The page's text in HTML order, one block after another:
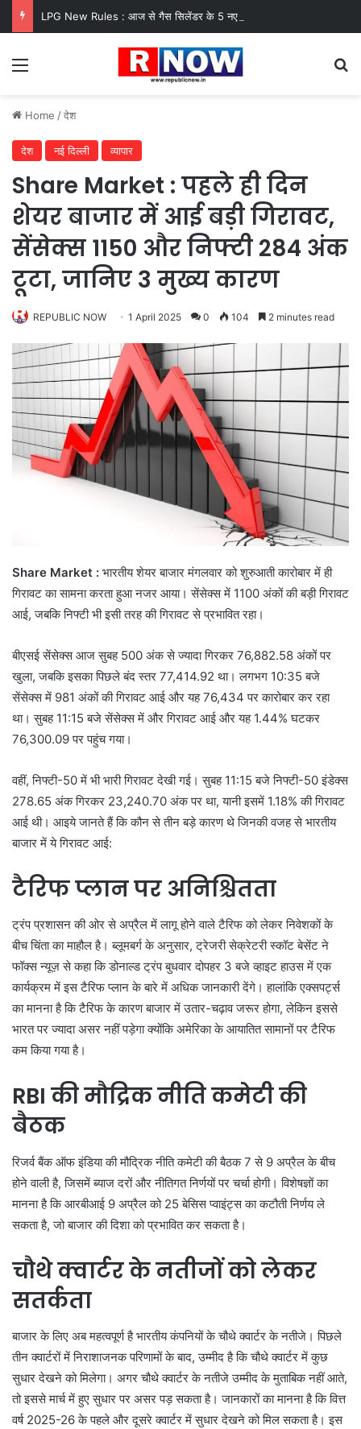
Menu
Home /देश
देश नई दिल्ली व्यापार
Share Market : पहले ही दिन
शेयर बाजार में आई बड़ी गिरावट,
सेंसेक्स 1150 और निफ्टी 284 अंक
टूटा, जानिए 3 मुख्य कारण
REPUBLIC NOW 1 April 2025 0 104 2 minutes read
Share Market : भारतीय शेयर बाजार मंगलवार को शुरुआती कारोबार में ही
गिरावट का सामना करता हुआ नजर आया। सेंसेक्स में 1100 अंकों की बड़ी गिरावट
आई, जबकि निफ्टी भी इसी तरह की गिरावट से प्रभावित रहा।
बीएसई सेंसेक्स आज सुबह 500 अंक से ज्यादा गिरकर 76,882.58 अंकों पर
खुला, जबकि इसका पिछले बंद स्तर 77,414.92 था। लगभग 10:35 बजे
सेंसेक्स में 981 अंकों की गिरावट आई और यह 76,434 पर कारोबार कर रहा
था। सुबह 11:15 बजे सेंसेक्स में और गिरावट आई और यह 1.44% घटकर
76,300.09 पर पहुंच गया।
वहीं, निफ्टी-50 में भी भारी गिरावट देखी गई। सुबह 11:15 बजे निफ्टी-50 इंडेक्स
278.65 अंक गिरकर 23,240.70 अंक पर था, यानी इसमें 1.18% की गिरावट
आई थी। आइये जानते हैं कि कौन से तीन बड़े कारण थे जिनकी वजह से भारतीय
बाजार में ये गिरावट आई:
टैरिफ प्लान पर अनिश्चितता
ट्रंप प्रशासन की ओर से अप्रैल में लागू होने वाले टैरिफ को लेकर निवेशकों के
बीच चिंता का माहौल है। ब्लूमबर्ग के अनुसार, ट्रेजरी सेक्रेटरी स्कॉट बेसेंट ने
फॉक्स न्यूज़ से कहा कि डोनाल्ड ट्रंप बुधवार दोपहर 3 बजे व्हाइट हाउस में एक
कार्यक्रम में इस टैरिफ प्लान के बारे में अधिक जानकारी देंगे। हालांकि एक्सपर्ट्स
का मानना है कि टैरिफ के कारण बाजार में उतार-चढ़ाव जरूर होगा, लेकिन इससे
भारत पर ज्यादा असर नहीं पड़ेगा क्योंकि अमेरिका के आयातित सामानों पर टैरिफ
कम किया गया है।
RBI की मौद्रिक नीति कमेटी की
बैठक
रिजर्व बैंक ऑफ इंडिया की मौद्रिक नीति कमेटी की बैठक 7 से 9 अप्रैल के बीच
होने वाली है, जिसमें ब्याज दरों और नीतिगत निर्णयों पर चर्चा होगी। विशेषज्ञों का
मानना है कि आरबीआई 9 अप्रैल को 25 बेसिस प्वाइंट्स का कटौती निर्णय ले
सकता है, जो बाजार की दिशा को प्रभावित कर सकता है।
चौथे क्वार्टर के नतीजों को लेकर
सतर्कता
बाजार के लिए अब महत्वपूर्ण है भारतीय कंपनियों के चौथे क्वार्टर के नतीजे। पिछले
तीन क्वार्टरों में निराशाजनक परिणामों के बाद, उम्मीद है कि चौथे क्वार्टर में कुछ
सुधार देखने को मिलेगा। अगर चौथे क्वार्टर के नतीजे उम्मीद के मुताबिक नहीं आते,
तो इससे मार्च में हुए सुधार पर असर पड़ सकता है। जानकारों का मानना है कि वित्त
वर्ष 2025-26 के पहले और दूसरे क्वार्टर में सुधार देखने को मिल सकता है। इस